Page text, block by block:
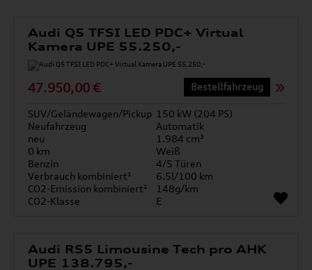
Audi Q5 TFSI LED PDC+ Virtual
Kamera UPE 55.250,-
47.950,00 € Bestellfahrzeug
SUV/Geländewagen/Pickup 150 kW (204 PS)
Neufahrzeug
Automatik
neu
1.984 cm³
0 km
Weiß
Benzin
4/5 Türen
Verbrauch kombiniert¹
6.5l/100 km
CO2-Emission kombiniert¹
148g/km
CO2-Klasse
E
Audi RS5 Limousine Tech pro AHK
UPE 138.795,-